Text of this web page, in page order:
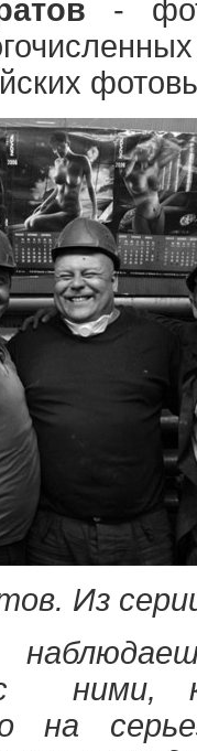
-
Из
с ними,
на